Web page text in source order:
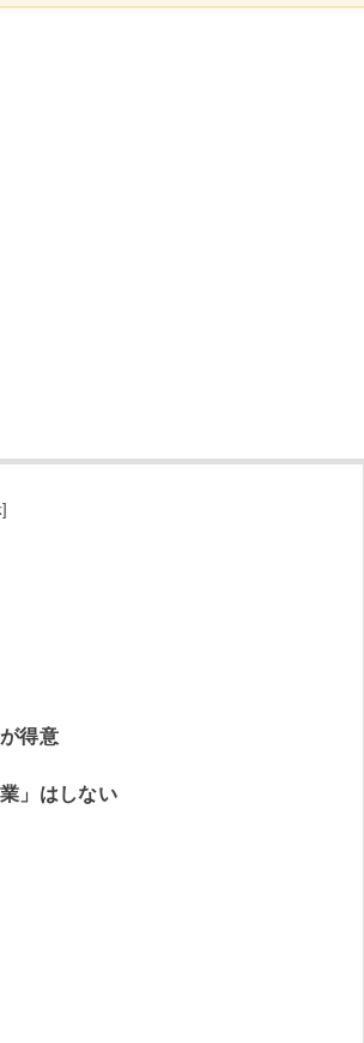
]
得意
」はしない